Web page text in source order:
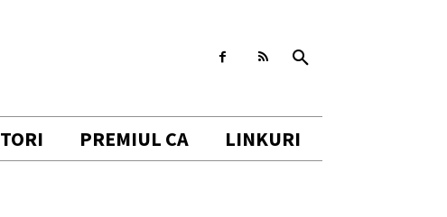
PREMIUL CA LINKURI